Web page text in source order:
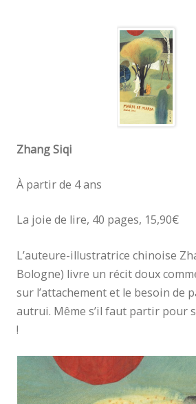
Zhang Siqi
À partir de 4 ans
La joie de lire, 40 pages, 15,90€
L’auteure-illustratrice chinoise
Bologne) livre un récit doux
sur l’attachement et le besoin de
autrui. Même s’il faut partir pour
!